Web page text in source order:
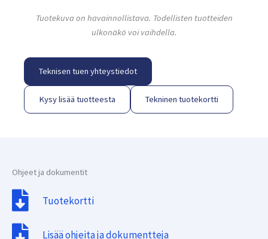
Tuotekuva on havainnollistava. Todellisten tuotteiden
ulkonäkö voi vaihdella.
Teknisen tuen yhteystiedot
Kysy lisää tuotteesta Tekninen tuotekortti
Ohjeet ja dokumentit
Tuotekortti
Lisää ohjeita ja dokumentteja